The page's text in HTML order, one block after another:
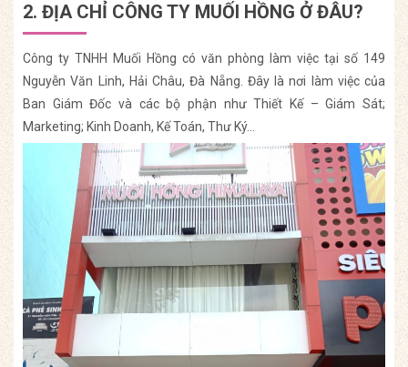
2. ĐỊA CHỈ CÔNG TY MUỐI HỒNG Ở ĐÂU?
Công ty TNHH Muối Hồng có văn phòng làm việc tại số 149
Nguyễn Văn Linh, Hải Châu, Đà Nẵng. Đây là nơi làm việc của
Ban Giám Đốc và các bộ phận như Thiết Kế – Giám Sát;
Marketing; Kinh Doanh, Kế Toán, Thư Ký…